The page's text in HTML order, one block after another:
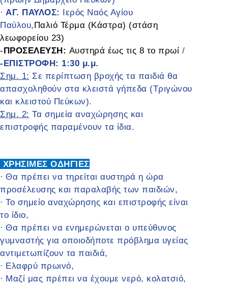
· ΑΓ. ΠΑΥΛΟΣ: Ιερός Ναός Αγίου
Παύλου,Παλιό Τέρμα (Κάστρα) (στάση
λεωφορείου 23)
-ΠΡΟΣΕΛΕΥΣΗ: Αυστηρά έως τις 8 το πρωί /
-ΕΠΙΣΤΡΟΦΗ: 1:30 μ.μ.
Σημ. 1: Σε περίπτωση βροχής τα παιδιά θα
απασχοληθούν στα κλειστά γήπεδα (Τριγώνου
και κλειστού Πεύκων).
Σημ. 2: Τα σημεία αναχώρησης και
επιστροφής παραμένουν τα ίδια.
ΧΡΗΣΙΜΕΣ ΟΔΗΓΙΕΣ
· Θα πρέπει να τηρείται αυστηρά η ώρα
προσέλευσης και παραλαβής των παιδιών,
· Το σημείο αναχώρησης και επιστροφής είναι
το ίδιο,
· Θα πρέπει να ενημερώνεται ο υπεύθυνος
γυμναστής για οποιοδήποτε πρόβλημα υγείας
αντιμετωπίζουν τα παιδιά,
· Ελαφρύ πρωινό,
· Μαζί μας πρέπει να έχουμε νερό, κολατσιό,